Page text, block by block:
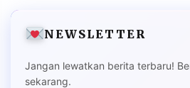
NEWSLETTER
Jangan lewatkan berita terbaru!
sekarang.